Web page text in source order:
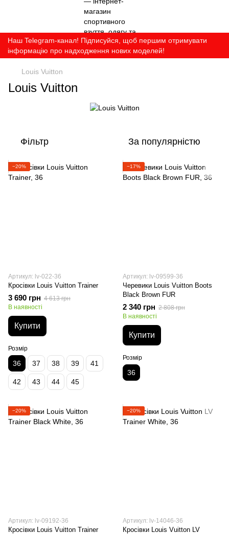
Наш Telegram-канал! Підписуйся, щоб першим отримувати
інформацію про надходження нових моделей!
Louis Vuitton
Louis Vuitton
Фільтр За популярністю
−20%
Артикул: lv-022-36
Кросівки Louis Vuitton Trainer
3 690 грн 4 613 грн
В наявності
Купити
Розмір
36 37 38 39 41
42 43 44 45
−17%
Артикул: lv-09599-36
Черевики Louis Vuitton Boots
Black Brown FUR
2 340 грн 2 808 грн
В наявності
Купити
Розмір
36
−20%
Артикул: lv-09192-36
Кросівки Louis Vuitton Trainer
−20%
Артикул: lv-14046-36
Кросівки Louis Vuitton LV